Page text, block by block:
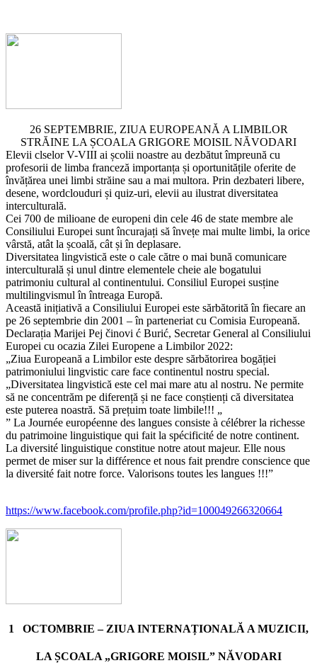
26 SEPTEMBRIE, ZIUA EUROPEANĂ A LIMBILOR
STRĂINE LA ȘCOALA GRIGORE MOISIL NĂVODARI
Elevii clselor V-VIII ai școlii noastre au dezbătut împreună cu
profesorii de limba franceză importanța și oportunitățile oferite de
învățărea unei limbi străine sau a mai multora. Prin dezbateri libere,
desene, wordclouduri și quiz-uri, elevii au ilustrat diversitatea
interculturală.
Cei 700 de milioane de europeni din cele 46 de state membre ale
Consiliului Europei sunt încurajați să învețe mai multe limbi, la orice
vârstă, atât la școală, cât și în deplasare.
Diversitatea lingvistică este o cale către o mai bună comunicare
interculturală și unul dintre elementele cheie ale bogatului
patrimoniu cultural al continentului. Consiliul Europei susține
multilingvismul în întreaga Europă.
Această inițiativă a Consiliului Europei este sărbătorită în fiecare an
pe 26 septembrie din 2001 – în parteneriat cu Comisia Europeană.
Declarația Marijei Pej činovi ć Burić, Secretar General al Consiliului
Europei cu ocazia Zilei Europene a Limbilor 2022:
„Ziua Europeană a Limbilor este despre sărbătorirea bogăției
patrimoniului lingvistic care face continentul nostru special.
„Diversitatea lingvistică este cel mai mare atu al nostru. Ne permite
să ne concentrăm pe diferență și ne face conștienți că diversitatea
este puterea noastră. Să prețuim toate limbile!!! „
” La Journée européenne des langues consiste à célébrer la richesse
du patrimoine linguistique qui fait la spécificité de notre continent.
La diversité linguistique constitue notre atout majeur. Elle nous
permet de miser sur la différence et nous fait prendre conscience que
la diversité fait notre force. Valorisons toutes les langues !!!”
https://www.facebook.com/profile.php?id=100049266320664
1 OCTOMBRIE – ZIUA INTERNAȚIONALĂ A MUZICII,
LA ȘCOALA „GRIGORE MOISIL” NĂVODARI